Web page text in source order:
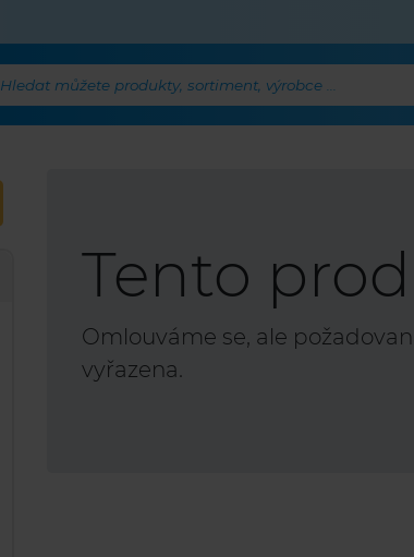
Hledat můžete produkty, sortiment, výrobce ...
Tento
Omlouváme se, ale
vyřazena.